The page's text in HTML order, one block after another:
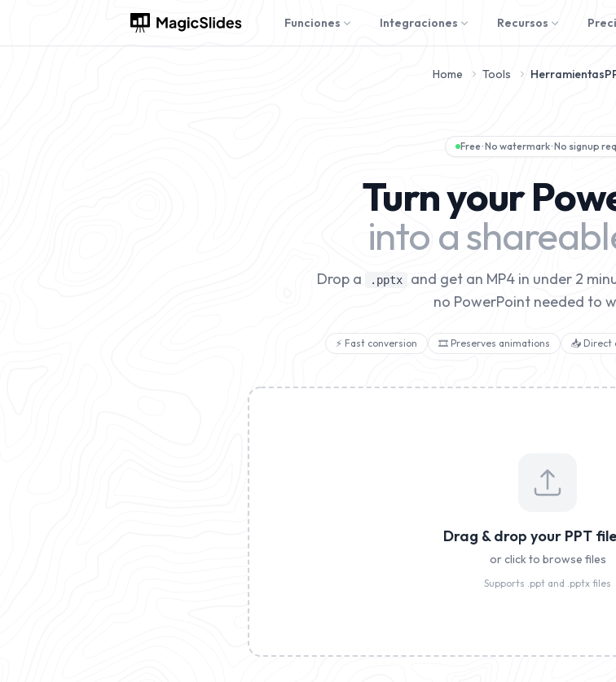
Funciones Integraciones Recursos
Home Tools Herramientas
Free · No watermark · No signup
Turn your
into a
Drop a .pptx
and get an MP4 in under 2
no PowerPoint needed to
⚡ Fast conversion 🎞️ Preserves animations 📥 Direct
Drag & drop your PPT
or click to browse files
Supports .ppt and .pptx files